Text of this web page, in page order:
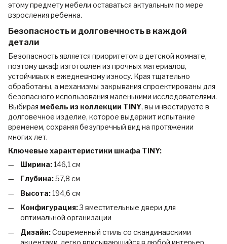
этому предмету мебели оставаться актуальным по мере
взросления ребенка.
Безопасность и долговечность в каждой
детали
Безопасность является приоритетом в детской комнате,
поэтому шкаф изготовлен из прочных материалов,
устойчивых к ежедневному износу. Края тщательно
обработаны, а механизмы закрывания спроектированы для
безопасного использования маленькими исследователями.
Выбирая мебель из коллекции TINY, вы инвестируете в
долговечное изделие, которое выдержит испытание
временем, сохраняя безупречный вид на протяжении
многих лет.
Ключевые характеристики шкафа TINY:
Ширина:146,1 см
Глубина:57,8 см
Высота:194,6 см
Конфигурация:3 вместительные двери для
оптимальной организации
Дизайн:Современный стиль со скандинавскими
акцентами, легко вписывающийся в любой интерьер